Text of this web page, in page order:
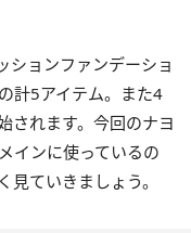
ションファンデーショ
計5アイテム。また4
されます。今回のナヨ
インに使っているの
ていきましょう。